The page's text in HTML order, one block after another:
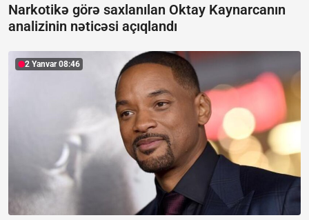
Narkotikə görə saxlanılan Oktay Kaynarcanın
analizinin nəticəsi açıqlandı
2 Yanvar 08:46